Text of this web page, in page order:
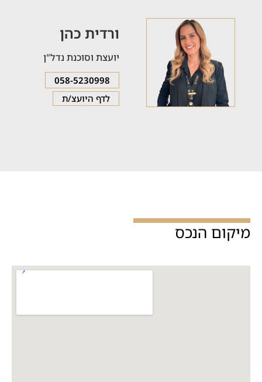
ורדית כהן
יועצת וסוכנת נדל"ן
058-5230998
לדף היועצ/ת
מיקום הנכס